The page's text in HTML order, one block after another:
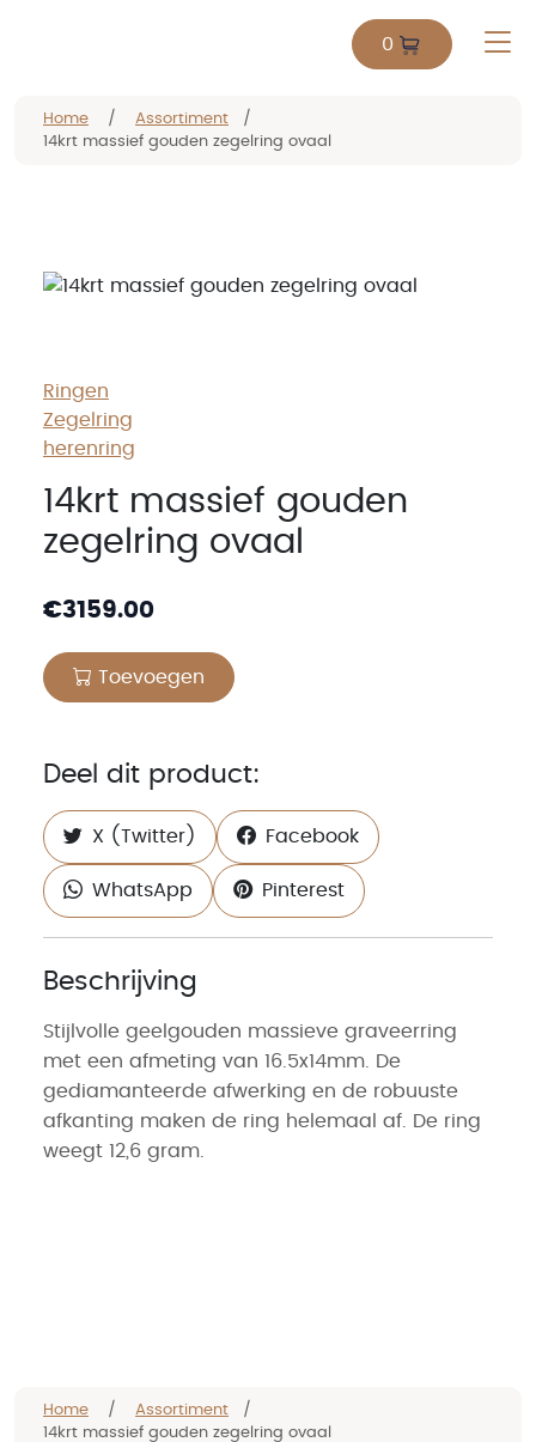
0
Home / Assortiment
/
14krt massief gouden zegelring ovaal
Ringen
Zegelring
herenring
14krt massief gouden
zegelring ovaal
€3159.00
Toevoegen
Deel dit product:
X (Twitter) Facebook
WhatsApp Pinterest
Beschrijving
Stijlvolle geelgouden massieve graveerring
met een afmeting van 16.5x14mm. De
gediamanteerde afwerking en de robuuste
afkanting maken de ring helemaal af. De ring
weegt 12,6 gram.
Home / Assortiment
/
14krt massief gouden zegelring ovaal